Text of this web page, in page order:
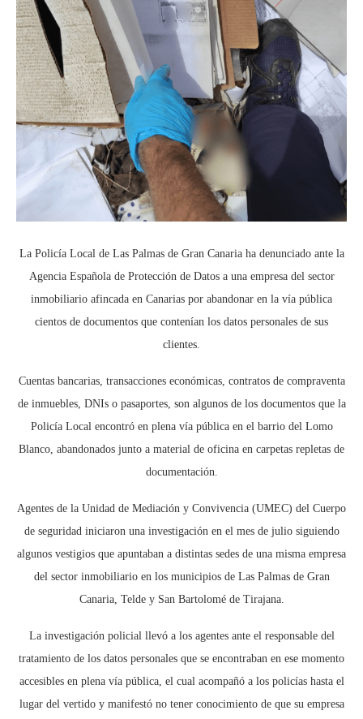
La Policía Local de Las Palmas de Gran Canaria ha denunciado ante la
Agencia Española de Protección de Datos a una empresa del sector
inmobiliario afincada en Canarias por abandonar en la vía pública
cientos de documentos que contenían los datos personales de sus
clientes.
Cuentas bancarias, transacciones económicas, contratos de compraventa
de inmuebles, DNIs o pasaportes, son algunos de los documentos que la
Policía Local encontró en plena vía pública en el barrio del Lomo
Blanco, abandonados junto a material de oficina en carpetas repletas de
documentación.
Agentes de la Unidad de Mediación y Convivencia (UMEC) del Cuerpo
de seguridad iniciaron una investigación en el mes de julio siguiendo
algunos vestigios que apuntaban a distintas sedes de una misma empresa
del sector inmobiliario en los municipios de Las Palmas de Gran
Canaria, Telde y San Bartolomé de Tirajana.
La investigación policial llevó a los agentes ante el responsable del
tratamiento de los datos personales que se encontraban en ese momento
accesibles en plena vía pública, el cual acompañó a los policías hasta el
lugar del vertido y manifestó no tener conocimiento de que su empresa